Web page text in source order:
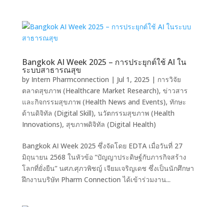
Bangkok AI Week 2025 – การประยุกต์ใช้ AI ใน
ระบบสาธารณสุข
by Intern Pharmconnection | Jul 1, 2025 | การวิจัย
ตลาดสุขภาพ (Healthcare Market Research), ข่าวสาร
และกิจกรรมสุขภาพ (Health News and Events), ทักษะ
ด้านดิจิทัล (Digital Skill), นวัตกรรมสุขภาพ (Health
Innovations), สุขภาพดิจิทัล (Digital Health)
Bangkok AI Week 2025 ซึ่งจัดโดย EDTA เมื่อวันที่ 27
มิถุนายน 2568 ในหัวข้อ “ปัญญาประดิษฐ์กับภารกิจสร้าง
โลกที่ยั่งยืน” นศภ.ศุภวพิชญ์ เจียมเจริญเดช ซึ่งเป็นนักศึกษา
ฝึกงานบริษัท Pharm Connection ได้เข้าร่วมงาน...